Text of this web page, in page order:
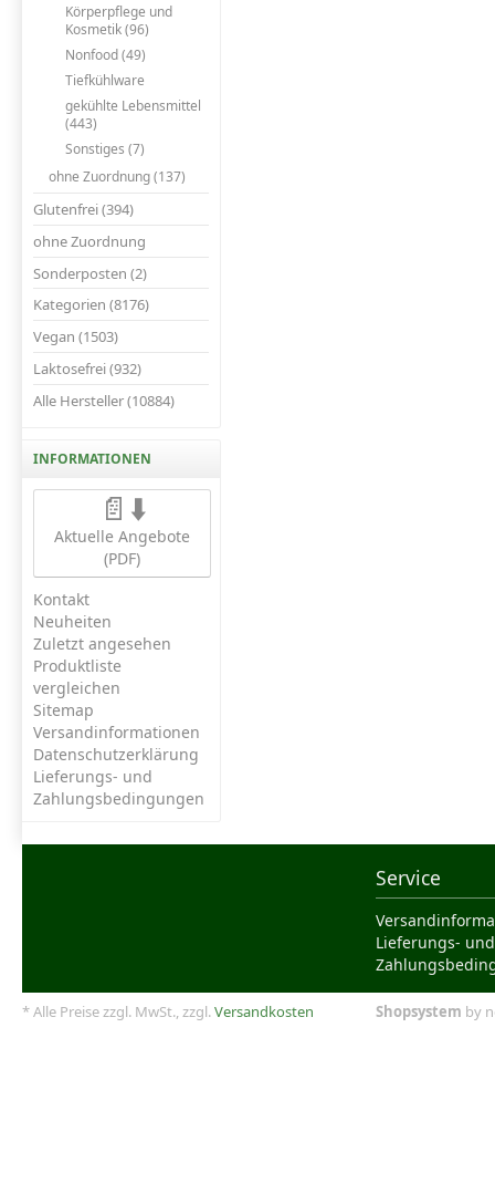
Körperpflege und
Kosmetik (96)
Nonfood (49)
Tiefkühlware
gekühlte Lebensmittel
(443)
Sonstiges (7)
ohne Zuordnung (137)
Glutenfrei (394)
ohne Zuordnung
Sonderposten (2)
Kategorien (8176)
Vegan (1503)
Laktosefrei (932)
Alle Hersteller (10884)
INFORMATIONEN
📄⬇️
Aktuelle Angebote
(PDF)
Kontakt
Neuheiten
Zuletzt angesehen
Produktliste
vergleichen
Sitemap
Versandinformationen
Datenschutzerklärung
Lieferungs- und
Zahlungsbedingungen
Service
Lieferungs- und
* Alle Preise zzgl. MwSt., zzgl.Versandkosten Shopsystem by